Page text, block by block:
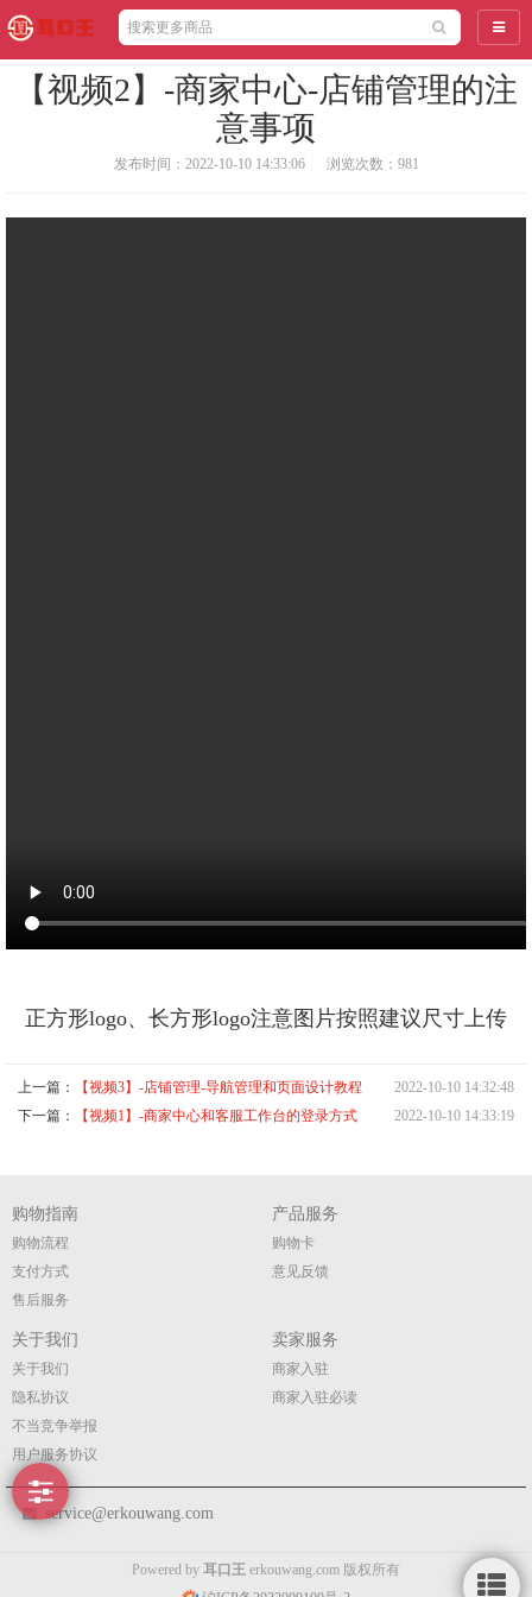
导航
【视频2】-商家中心-店铺管理的注
意事项
发布时间：2022-10-10 14:33:06 浏览次数：981
正方形logo、长方形logo注意图片按照建议尺寸上传
上一篇： 【视频3】-店铺管理-导航管理和页面设计教程
2022-10-10 14:32:48
下一篇：
【视频1】-商家中心和客服工作台的登录方式 2022-10-10 14:33:19
侧
购物指南
购物流程
支付方式
售后服务
产品服务
购物卡
意见反馈
关于我们
关于我们
隐私协议
不当竞争举报
用户服务协议
卖家服务
商家入驻
商家入驻必读
service@erkouwang.com
Powered by 耳口王 erkouwang.com 版权所有